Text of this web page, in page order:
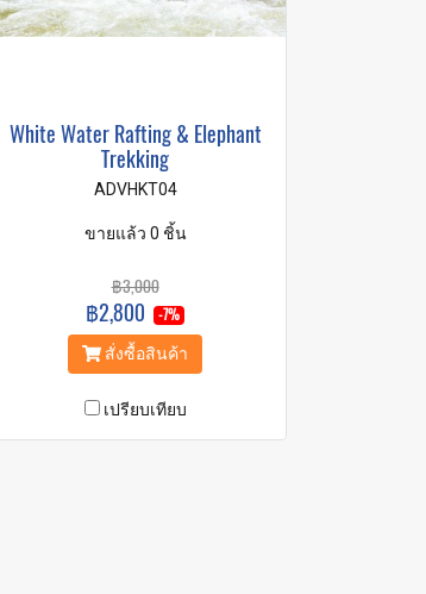
White Water Rafting & Elephant
Trekking
ADVHKT04
ขายแล้ว 0 ชิ้น
฿3,000
฿2,800 -7%
สั่งซื้อสินค้า
เปรียบเทียบ